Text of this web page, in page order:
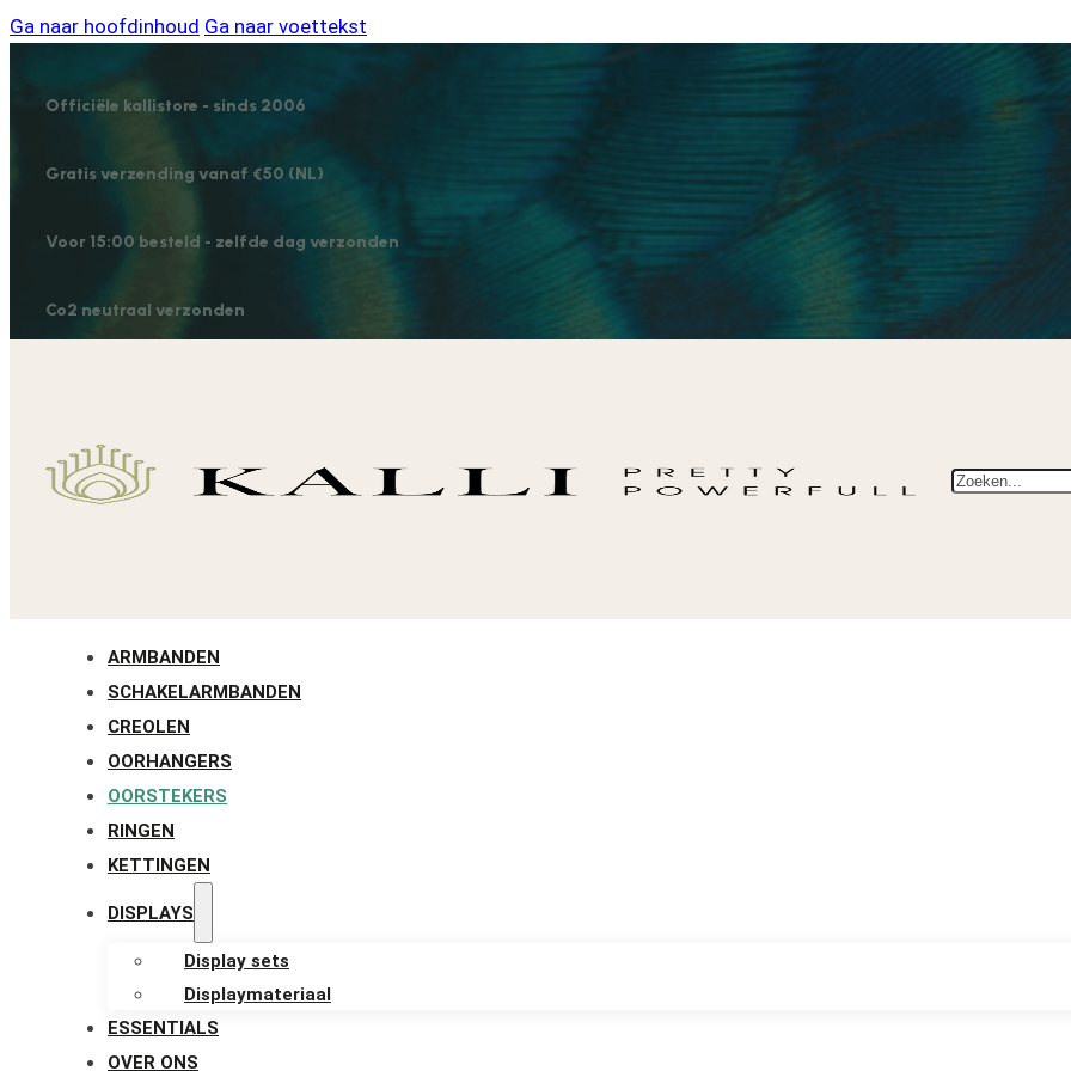
Ga naar hoofdinhoud Ga naar voettekst
Officiële kallistore - sinds 2006
Gratis verzending vanaf €50 (NL)
Voor 15:00 besteld - zelfde dag verzonden
Co2 neutraal verzonden
Zoeken
ARMBANDEN
SCHAKELARMBANDEN
CREOLEN
OORHANGERS
OORSTEKERS
RINGEN
KETTINGEN
DISPLAYS
Display sets
Displaymateriaal
ESSENTIALS
OVER ONS